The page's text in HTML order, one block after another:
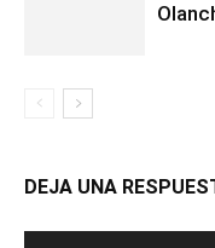
DEJA UNA